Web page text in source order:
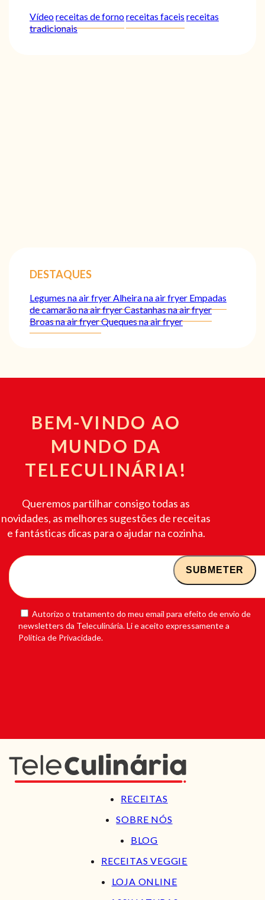
Vídeoreceitas de fornoreceitas faceis receitas
tradicionais
DESTAQUES
Legumes na air fryer Alheira na air fryer Empadas
de camarão na air fryerCastanhas na air fryer
Broas na air fryerQueques na air fryer
BEM-VINDO AO
MUNDO DA
TELECULINÁRIA!
Queremos partilhar consigo todas as
novidades, as melhores sugestões de receitas
e fantásticas dicas para o ajudar na cozinha.
Autorizo o tratamento do meu email para efeito de envio de
newsletters da Teleculinária. Li e aceito expressamente a
Política de Privacidade.
RECEITAS
SOBRE NÓS
BLOG
RECEITAS VEGGIE
LOJA ONLINE